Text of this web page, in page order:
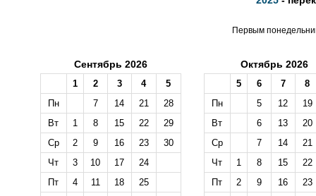
Первым
Сентябрь 2026
1 2 3 4
5
Пн
7 14 21
28
Вт
1 8 15 22
29
Ср
2 9 16 23
30
Чт
3 10 17
24
Пт
4 11 18
25
Октябрь 2026
5 6 7
8
Пн
5 12
19
Вт
6 13
20
Ср
7 14
21
Чт
1 8 15
22
Пт
2 9 16
23